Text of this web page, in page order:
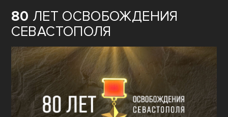
80 ЛЕТ ОСВОБОЖДЕНИЯ
СЕВАСТОПОЛЯ